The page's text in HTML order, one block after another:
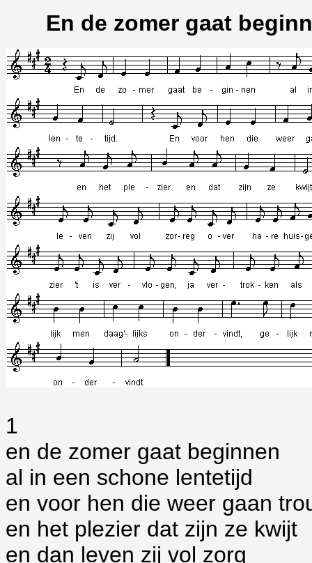
En de zomer gaat
1
en de zomer gaat beginnen
al in een schone lentetijd
en voor hen die weer gaan
en het plezier dat zijn ze kwijt
en dan leven zij vol zorg